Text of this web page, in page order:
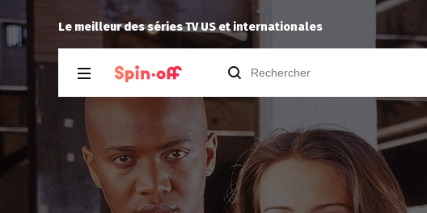
Le meilleur des séries TV US et internationales
1.10 Pudaa laissé un commentaire à